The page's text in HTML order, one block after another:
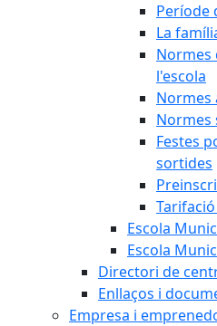
Període
La
Normes
l'escola
Normes
Normes
Festes
sortides
Escola
Escola
Directori de
Enllaços i
Empresa i